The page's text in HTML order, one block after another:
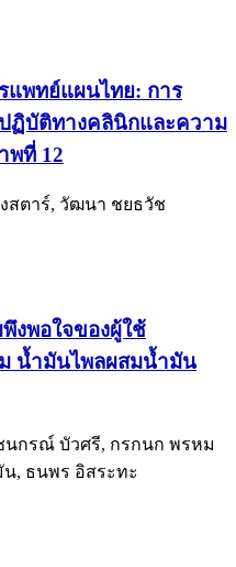
แพทย์แผนไทย: การ
ฏิบัติทางคลินิกและความ
พที่ 12
สตาร์, วัฒนา ชยธวัช
งพอใจของผู้ใช้
น้ำมันไพลผสมน้ำมัน
กรณ์ บัวศรี, กรกนก พรหม
, ธนพร อิสระทะ